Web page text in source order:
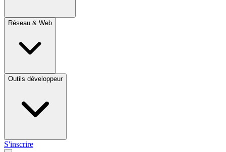
Réseau & Web
Outils développeur
S'inscrire